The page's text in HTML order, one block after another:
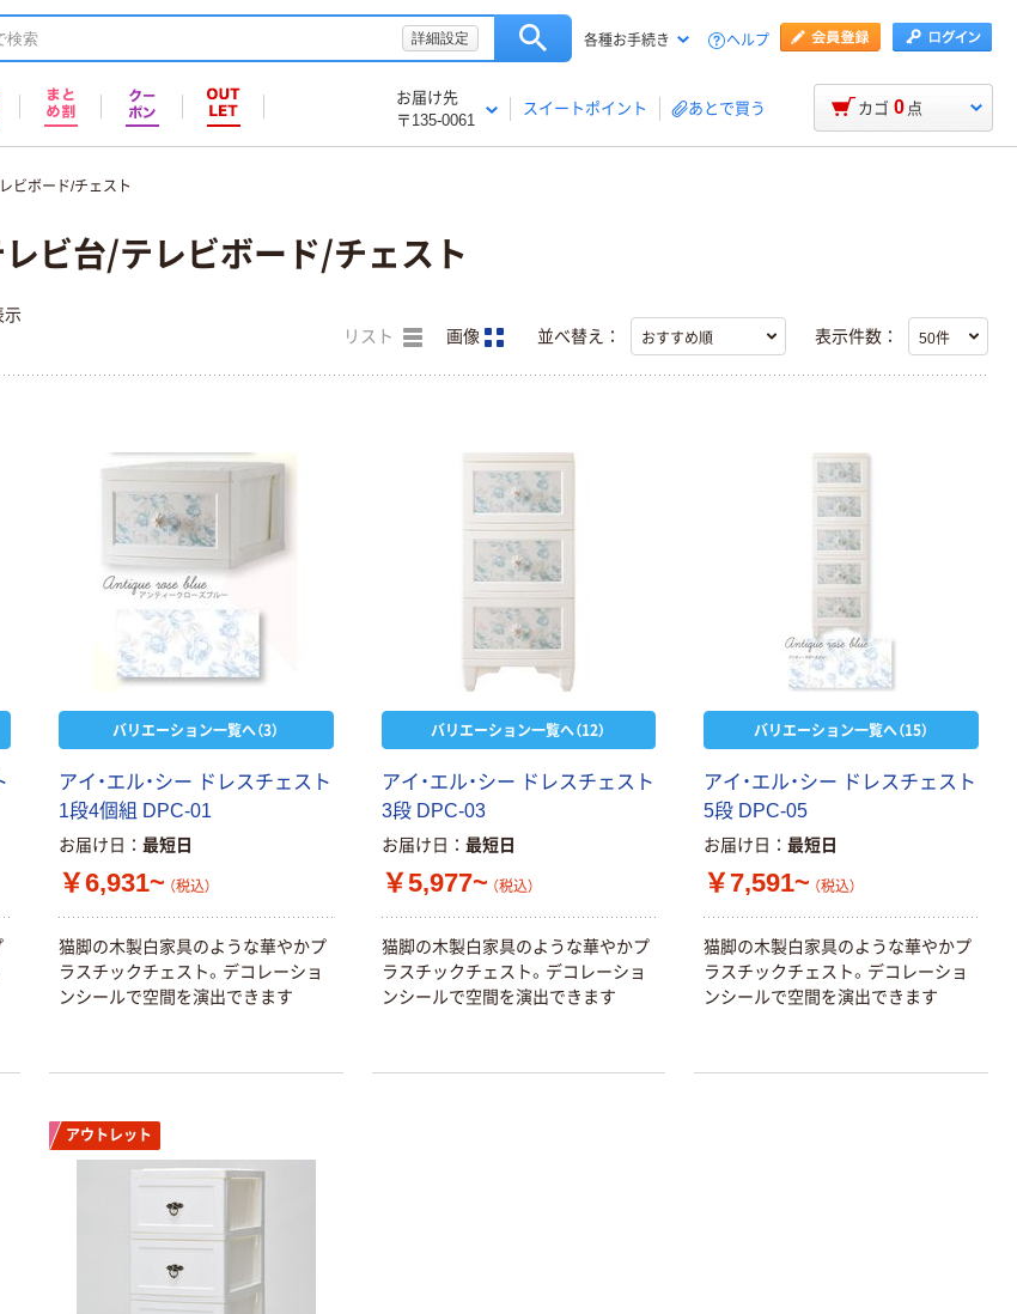
詳細設定 各種お手続き ヘルプ
お届け先
〒135-0061
スイートポイント あとで買う カゴ 0 点
ビボード/チェスト
レビ台/テレビボード/チェスト
示
リスト 画像 並べ替え： 表示件数：
バリエーション一覧へ（3）
アイ・エル・シー ドレスチェスト
1段4個組 DPC-01
お届け日 最短日
￥6,931~ （税込）
猫脚の木製白家具のような華やかプ
ラスチックチェスト。デコレーショ
ンシールで空間を演出できます
バリエーション一覧へ（12）
アイ・エル・シー ドレスチェスト
3段 DPC-03
お届け日 最短日
￥5,977~ （税込）
猫脚の木製白家具のような華やかプ
ラスチックチェスト。デコレーショ
ンシールで空間を演出できます
バリエーション一覧へ（15）
アイ・エル・シー ドレスチェスト
5段 DPC-05
お届け日 最短日
￥7,591~ （税込）
猫脚の木製白家具のような華やかプ
ラスチックチェスト。デコレーショ
ンシールで空間を演出できます
アウトレット